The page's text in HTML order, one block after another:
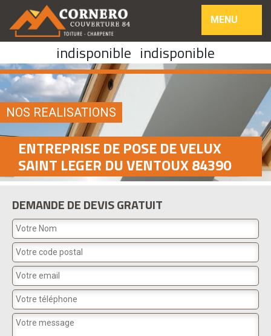
MENU
indisponible indisponible
NOS REALISATIONS
ENTREPRISE DE POSE DE VELUX
SAINT LEGER DU VENTOUX 84390
DEMANDE DE DEVIS GRATUIT